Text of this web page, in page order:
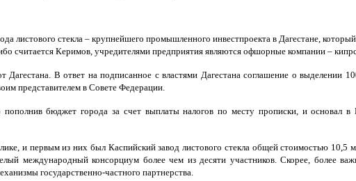
листового стекла – крупнейшего промышленного инвестпроекта в Дагестане,
считается Керимов, учредителями предприятия являются офшорные компании –
Дагестана. В ответ на подписанное с властями Дагестана соглашение о выделении
представителем в Совете Федерации.
пополнив бюджет города за счет выплаты налогов по месту прописки, и
и первым из них был Каспийский завод листового стекла общей стоимостью
международный консорциум более чем из десяти участников. Скорее, более
государственно-частного партнерства.